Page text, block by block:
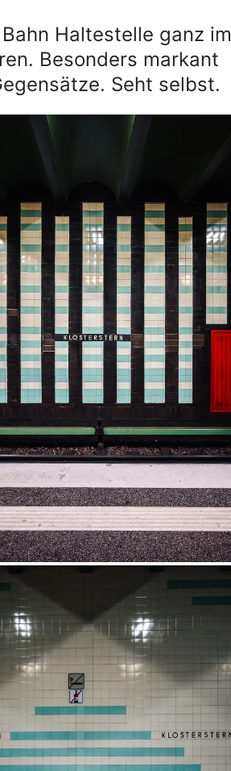
Haltestelle ganz im
Besonders markant
Seht selbst.